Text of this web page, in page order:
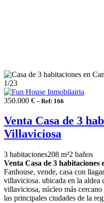
1/23
350.000 € - Ref: 166
Venta Casa de 3
Villaviciosa
3 habitaciones208 m²2 baños
Venta Casa de 3 habitaciones
Fanhouse, vende, casa con
villaviciosa. ubicada en la aldea
villaviciosa, núcleo más
las principales ciudades de la